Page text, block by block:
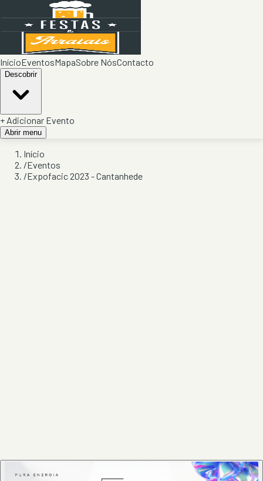
InícioEventosMapaSobre NósContacto
Descobrir
+ Adicionar Evento
Abrir menu
Início
/Eventos
/Expofacic 2023 - Cantanhede